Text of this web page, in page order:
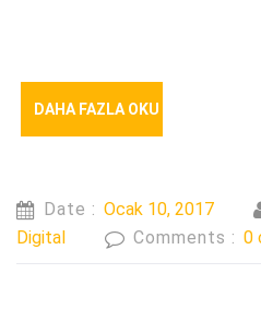
DAHA FAZLA OKU
Date : Ocak 10, 2017
Digital
Comments : 0